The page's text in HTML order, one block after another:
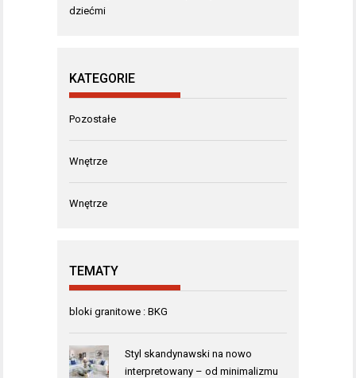
dziećmi
KATEGORIE
Pozostałe
Wnętrze
Wnętrze
TEMATY
bloki granitowe : BKG
Styl skandynawski na nowo
interpretowany – od minimalizmu